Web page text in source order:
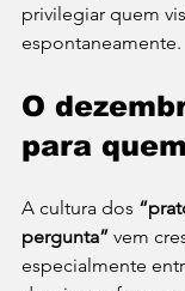
privilegiar quem
espontaneamente.
O
para
A cultura dos
pergunta” vem
especialmente